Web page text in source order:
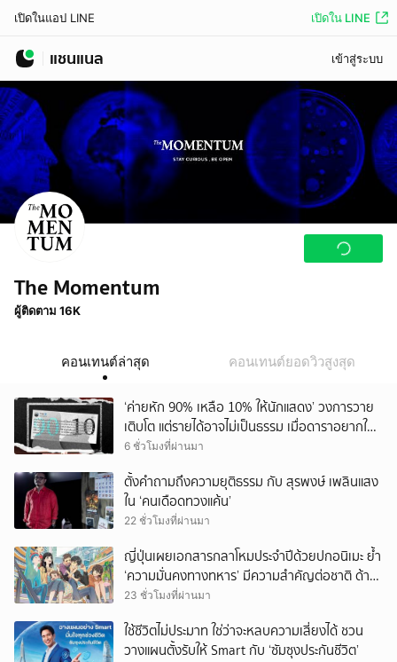
เปิดในแอป LINE เปิดใน LINE
แชนแนล เข้าสู่ระบบ
The Momentum
ผู้ติดตาม 16K
คอนเทนต์ล่าสุด คอนเทนต์ยอดวิวสูงสุด
‘ค่ายหัก 90% เหลือ 10% ให้นักแสดง’ วงการวาย
เติบโต แต่รายได้อาจไม่เป็นธรรม เมื่อดาราอยากให้มี
‘สัญญามาตรฐาน’
6 ชั่วโมงที่ผ่านมา
ตั้งคำถามถึงความยุติธรรม กับ สุรพงษ์ เพลินแสง
ใน ‘คนเดือดทวงแค้น’
22 ชั่วโมงที่ผ่านมา
ญี่ปุ่นเผยเอกสารกลาโหมประจำปีด้วยปกอนิเมะ ย้ำ
‘ความมั่นคงทางทหาร’ มีความสำคัญต่อชาติ ด้าน
จีนเตือน ขออย่าซ้ำรอยประวัติศาสตร์
23 ชั่วโมงที่ผ่านมา
ใช้ชีวิตไม่ประมาท ใช่ว่าจะหลบความเสี่ยงได้ ชวน
วางแผนตั้งรับให้ Smart กับ ‘ซัมซุงประกันชีวิต’